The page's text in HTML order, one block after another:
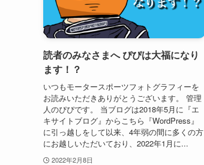
読者のみなさまへ ぴぴは大福になり
ます！？
いつもモータースポーツフォトグラフィーを
お読みいただきありがとうございます。 管理
人のぴぴです。 当ブログは2018年5月に『エ
キサイトブログ』からこちら『WordPress』
に引っ越しをして以来、4年弱の間に多くの方
にお越しいただいており、2022年1月に...
2022年2月8日